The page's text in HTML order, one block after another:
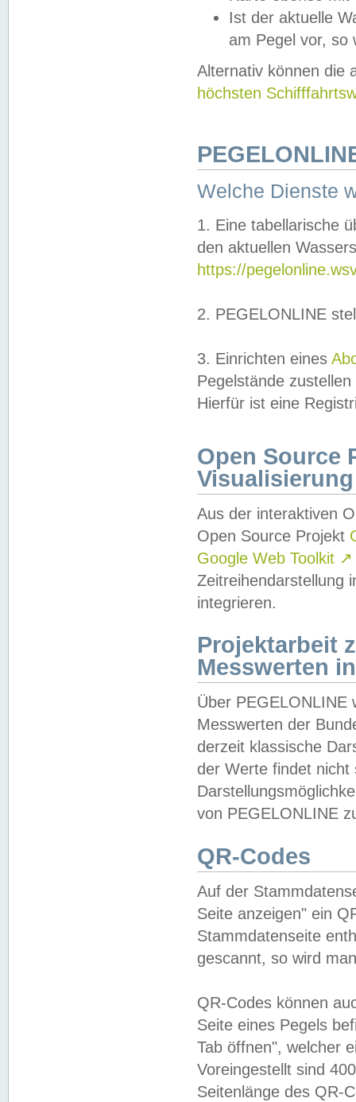
Ist der aktuelle
am Pegel vor,
Alternativ können die
höchsten
Welche Dienste
1. Eine tabellarische
den aktuellen
https://
2. PEGELONLINE
3. Einrichten eines
Pegelstände
Hierfür ist eine
Open Source
Visualisierung
Aus der interaktiven
Open Source Projekt
Google Web Toolkit ↗
Zeitreihendarstellung
integrieren.
Projektarbeit
Messwerten
Über PEGELONLINE
Messwerten der
derzeit klassische
der Werte findet
von PEGELONLINE
QR-Codes
Auf der
Seite anzeigen" ein
Stammdatenseite
gescannt, so wird
QR-Codes können
Seite eines Pegels
Tab öffnen", welcher
Voreingestellt sind
Seitenlänge des QR-